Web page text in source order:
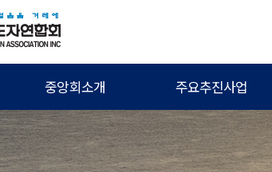
중앙회소개 주요추진사업